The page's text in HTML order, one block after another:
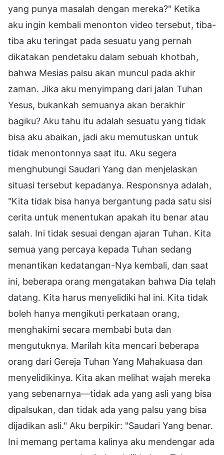
yang punya masalah dengan mereka?" Ketika
aku ingin kembali menonton video tersebut, tiba-
tiba aku teringat pada sesuatu yang pernah
dikatakan pendetaku dalam sebuah khotbah,
bahwa Mesias palsu akan muncul pada akhir
zaman. Jika aku menyimpang dari jalan Tuhan
Yesus, bukankah semuanya akan berakhir
bagiku? Aku tahu itu adalah sesuatu yang tidak
bisa aku abaikan, jadi aku memutuskan untuk
tidak menontonnya saat itu. Aku segera
menghubungi Saudari Yang dan menjelaskan
situasi tersebut kepadanya. Responsnya adalah,
"Kita tidak bisa hanya bergantung pada satu sisi
cerita untuk menentukan apakah itu benar atau
salah. Ini tidak sesuai dengan ajaran Tuhan. Kita
semua yang percaya kepada Tuhan sedang
menantikan kedatangan-Nya kembali, dan saat
ini, beberapa orang mengatakan bahwa Dia telah
datang. Kita harus menyelidiki hal ini. Kita tidak
boleh hanya mengikuti perkataan orang,
menghakimi secara membabi buta dan
mengutuknya. Marilah kita mencari beberapa
orang dari Gereja Tuhan Yang Mahakuasa dan
menyelidikinya. Kita akan melihat wajah mereka
yang sebenarnya—tidak ada yang asli yang bisa
dipalsukan, dan tidak ada yang palsu yang bisa
dijadikan asli." Aku berpikir: "Saudari Yang benar.
Ini memang pertama kalinya aku mendengar ada